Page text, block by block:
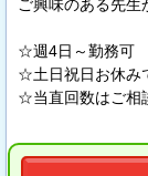
ご興味のある先生
☆週4日～勤務可
☆土日祝日お休み
☆当直回数はご相